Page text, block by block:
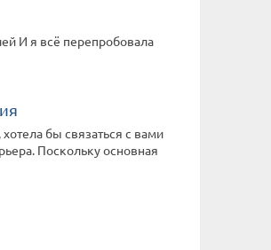
И я всё перепробовала
бы связаться с вами
Поскольку основная